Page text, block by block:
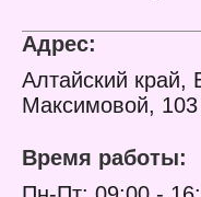
Адрес:
Алтайский край,
Максимовой, 103
Время работы: